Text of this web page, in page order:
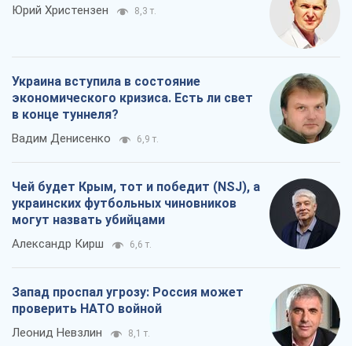
Юрий Христензен 8,3 т.
Украина вступила в состояние
экономического кризиса. Есть ли свет
в конце туннеля?
Вадим Денисенко 6,9 т.
Чей будет Крым, тот и победит (NSJ), а
украинских футбольных чиновников
могут назвать убийцами
Александр Кирш 6,6 т.
Запад проспал угрозу: Россия может
проверить НАТО войной
Леонид Невзлин 8,1 т.